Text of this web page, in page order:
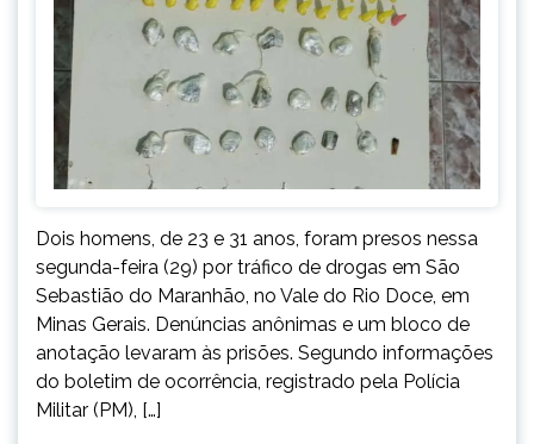
Dois homens, de 23 e 31 anos, foram presos nessa
segunda-feira (29) por tráfico de drogas em São
Sebastião do Maranhão, no Vale do Rio Doce, em
Minas Gerais. Denúncias anônimas e um bloco de
anotação levaram às prisões. Segundo informações
do boletim de ocorrência, registrado pela Polícia
Militar (PM), […]